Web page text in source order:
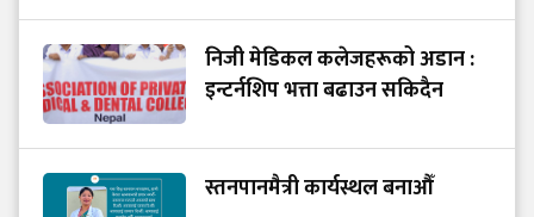
निजी मेडिकल कलेजहरूको अडान :
इन्टर्नशिप भत्ता बढाउन सकिदैन
स्तनपानमैत्री कार्यस्थल बनाऔँ